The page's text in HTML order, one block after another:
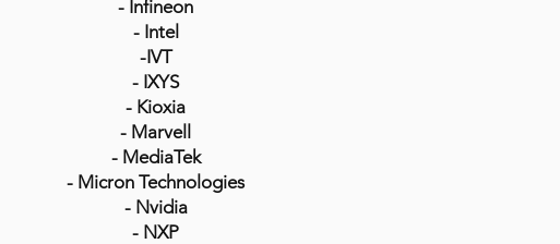
- Infineon
- Intel
-IVT
- IXYS
- Kioxia
- Marvell
- MediaTek
- Micron Technologies
- Nvidia
- NXP